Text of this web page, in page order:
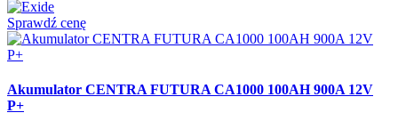
Sprawdź cenę
Akumulator CENTRA FUTURA CA1000 100AH 900A 12V
P+